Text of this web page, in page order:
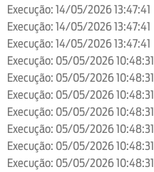
Execução: 14/05/2026 13:47:41
Execução: 14/05/2026 13:47:41
Execução: 14/05/2026 13:47:41
Execução: 05/05/2026 10:48:31
Execução: 05/05/2026 10:48:31
Execução: 05/05/2026 10:48:31
Execução: 05/05/2026 10:48:31
Execução: 05/05/2026 10:48:31
Execução: 05/05/2026 10:48:31
Execução: 05/05/2026 10:48:31